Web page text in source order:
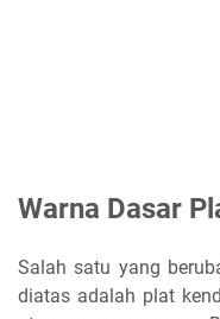
Warna Dasar
Salah satu yang
diatas adalah plat